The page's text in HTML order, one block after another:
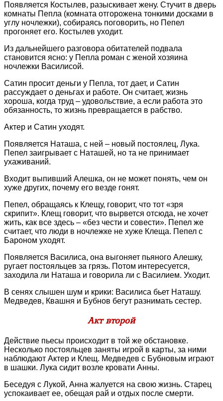
Появляется Костылев, разыскивает жену. Стучит в дверь
комнаты Пепла (комната отгорожена тонкими досками в
углу ночлежки), собираясь поговорить, но Пепел
прогоняет его. Костылев уходит.
Из дальнейшего разговора обитателей подвала
становится ясно: у Пепла роман с женой хозяина
ночлежки Василисой.
Сатин просит деньги у Пепла, тот дает, и Сатин
рассуждает о деньгах и работе. Он считает, жизнь
хороша, когда труд – удовольствие, а если работа это
обязанность, то жизнь превращается в рабство.
Актер и Сатин уходят.
Появляется Наташа, с ней – новый постоялец, Лука.
Пепел заигрывает с Наташей, но та не принимает
ухаживаний.
Входит выпивший Алешка, он не может понять, чем он
хуже других, почему его везде гонят.
Пепел, обращаясь к Клещу, говорит, что тот «зря
скрипит». Клещ говорит, что вырвется отсюда, не хочет
жить, как все здесь – «без чести и совести». Пепел же
считает, что люди в ночлежке не хуже Клеща. Пепел с
Бароном уходят.
Появляется Василиса, она выгоняет пьяного Алешку,
ругает постояльцев за грязь. Потом интересуется,
заходила ли Наташа и говорила ли с Василием. Уходит.
В сенях слышен шум и крики: Василиса бьет Наташу.
Медведев, Квашня и Бубнов бегут разнимать сестер.
Акт второй
Действие пьесы происходит в той же обстановке.
Несколько постояльцев заняты игрой в карты, за ними
наблюдают Актер и Клещ. Медведев с Бубновым играют
в шашки. Лука сидит возле кровати Анны.
Беседуя с Лукой, Анна жалуется на свою жизнь. Старец
успокаивает ее, обещая рай и отдых после смерти.